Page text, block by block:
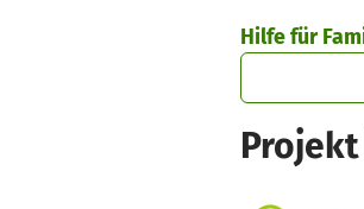
Hilfe für